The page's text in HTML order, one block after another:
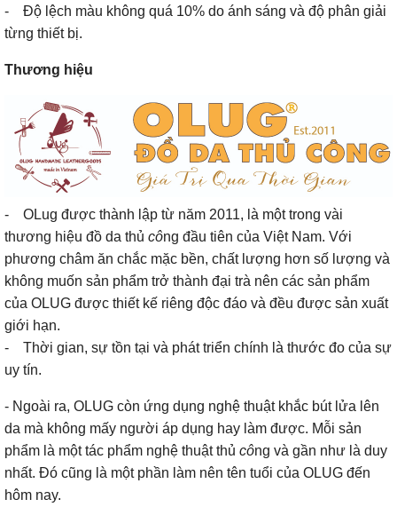
- Độ lệch màu không quá 10% do ánh sáng và độ phân giải
từng thiết bị.
Thương hiệu
- OLug được thành lập từ năm 2011, là một trong vài
thương hiệu đồ da thủ công đầu tiên của Việt Nam. Với
phương châm ăn chắc mặc bền, chất lượng hơn số lượng và
không muốn sản phẩm trở thành đại trà nên các sản phẩm
của OLUG được thiết kế riêng độc đáo và đều được sản xuất
giới hạn.
- Thời gian, sự tồn tại và phát triển chính là thước đo của sự
uy tín.
- Ngoài ra, OLUG còn ứng dụng nghệ thuật khắc bút lửa lên
da mà không mấy người áp dụng hay làm được. Mỗi sản
phẩm là một tác phẩm nghệ thuật thủ công và gần như là duy
nhất. Đó cũng là một phần làm nên tên tuổi của OLUG đến
hôm nay.